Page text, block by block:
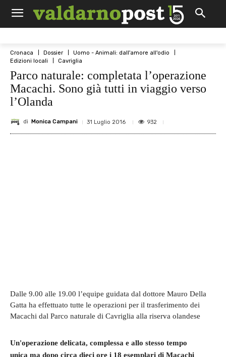
Cronaca Dossier
Uomo - Animali: dall'amore all'odio
Edizioni locali
Cavriglia
Parco naturale: completata l’operazione
Macachi. Sono già tutti in viaggio verso
l’Olanda
di Monica Campani 31 Luglio 2016 932
Dalle 9.00 alle 19.00 l’equipe guidata dal dottore Mauro Della
Gatta ha effettuato tutte le operazioni per il trasferimento dei
Macachi dal Parco naturale di Cavriglia alla riserva olandese
Un'operazione delicata, complessa e allo stesso tempo
unica ma dopo circa dieci ore i 18 esemplari di Macachi